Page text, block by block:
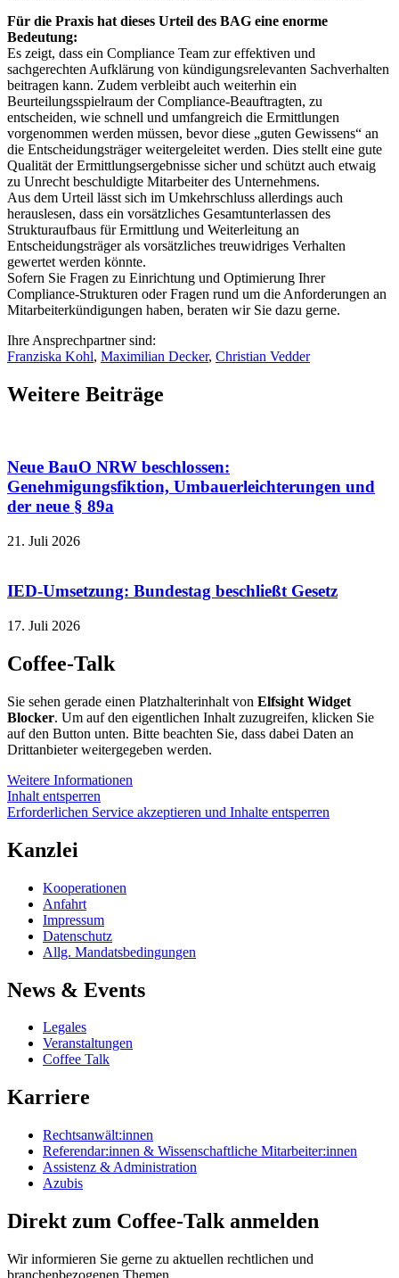
Für die Praxis hat dieses Urteil des BAG eine enorme
Bedeutung:
Es zeigt, dass ein Compliance Team zur effektiven und
sachgerechten Aufklärung von kündigungsrelevanten Sachverhalten
beitragen kann. Zudem verbleibt auch weiterhin ein
Beurteilungsspielraum der Compliance-Beauftragten, zu
entscheiden, wie schnell und umfangreich die Ermittlungen
vorgenommen werden müssen, bevor diese „guten Gewissens“ an
die Entscheidungsträger weitergeleitet werden. Dies stellt eine gute
Qualität der Ermittlungsergebnisse sicher und schützt auch etwaig
zu Unrecht beschuldigte Mitarbeiter des Unternehmens.
Aus dem Urteil lässt sich im Umkehrschluss allerdings auch
herauslesen, dass ein vorsätzliches Gesamtunterlassen des
Strukturaufbaus für Ermittlung und Weiterleitung an
Entscheidungsträger als vorsätzliches treuwidriges Verhalten
gewertet werden könnte.
Sofern Sie Fragen zu Einrichtung und Optimierung Ihrer
Compliance-Strukturen oder Fragen rund um die Anforderungen an
Mitarbeiterkündigungen haben, beraten wir Sie dazu gerne.
Ihre Ansprechpartner sind:
Franziska Kohl, Maximilian Decker, Christian Vedder
Weitere Beiträge
Neue BauO NRW beschlossen:
Genehmigungsfiktion, Umbauerleichterungen und
der neue § 89a
21. Juli 2026
IED-Umsetzung: Bundestag beschließt Gesetz
17. Juli 2026
Coffee-Talk
Sie sehen gerade einen Platzhalterinhalt von Elfsight Widget
Blocker. Um auf den eigentlichen Inhalt zuzugreifen, klicken Sie
auf den Button unten. Bitte beachten Sie, dass dabei Daten an
Drittanbieter weitergegeben werden.
Weitere Informationen
Inhalt entsperren
Erforderlichen Service akzeptieren und Inhalte entsperren
Kanzlei
Kooperationen
Anfahrt
Impressum
Datenschutz
Allg. Mandatsbedingungen
News & Events
Legales
Veranstaltungen
Coffee Talk
Karriere
Rechtsanwält:innen
Referendar:innen & Wissenschaftliche Mitarbeiter:innen
Assistenz & Administration
Azubis
Direkt zum Coffee-Talk anmelden
Wir informieren Sie gerne zu aktuellen rechtlichen und
branchenbezogenen Themen.